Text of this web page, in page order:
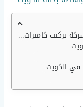
كاميرات مراقبة السالمية /51226224 / شركة تركيب كاميرات مراقبة حولي